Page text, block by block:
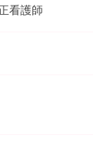
看護師